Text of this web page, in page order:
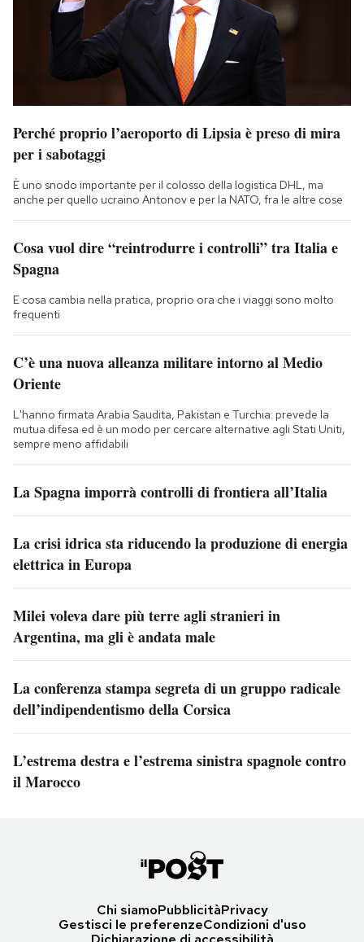
Perché proprio l’aeroporto di Lipsia è preso di mira
per i sabotaggi
È uno snodo importante per il colosso della logistica DHL, ma
anche per quello ucraino Antonov e per la NATO, fra le altre cose
Cosa vuol dire “reintrodurre i controlli” tra Italia e
Spagna
E cosa cambia nella pratica, proprio ora che i viaggi sono molto
frequenti
C’è una nuova alleanza militare intorno al Medio
Oriente
L'hanno firmata Arabia Saudita, Pakistan e Turchia: prevede la
mutua difesa ed è un modo per cercare alternative agli Stati Uniti,
sempre meno affidabili
La Spagna imporrà controlli di frontiera all’Italia
La crisi idrica sta riducendo la produzione di energia
elettrica in Europa
Milei voleva dare più terre agli stranieri in
Argentina, ma gli è andata male
La conferenza stampa segreta di un gruppo radicale
dell’indipendentismo della Corsica
L’estrema destra e l’estrema sinistra spagnole contro
il Marocco
Chi siamoPubblicitàPrivacy
Gestisci le preferenzeCondizioni d'uso